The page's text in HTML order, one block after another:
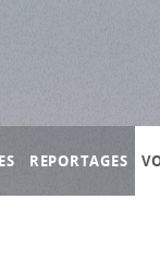
REPORTAGES